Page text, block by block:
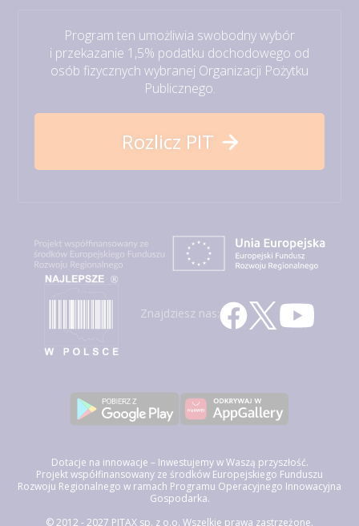
Program ten umożliwia swobodny wybór
i przekazanie 1,5% podatku dochodowego od
osób fizycznych wybranej Organizacji Pożytku
Publicznego.
Rozlicz PIT
Znajdziesz nas:
Dotacje na innowacje – Inwestujemy w Waszą przyszłość.
Projekt współfinansowany ze środków Europejskiego Funduszu
Rozwoju Regionalnego w ramach Programu Operacyjnego Innowacyjna
Gospodarka.
© 2012 - 2027 PITAX sp. z o.o. Wszelkie prawa zastrzeżone.